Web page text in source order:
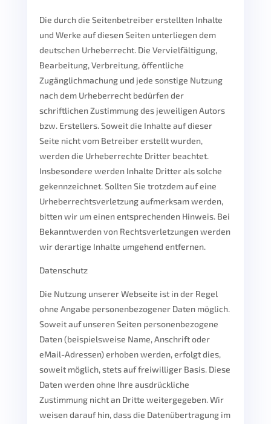
Die durch die Seitenbetreiber erstellten Inhalte
und Werke auf diesen Seiten unterliegen dem
deutschen Urheberrecht. Die Vervielfältigung,
Bearbeitung, Verbreitung, öffentliche
Zugänglichmachung und jede sonstige Nutzung
nach dem Urheberrecht bedürfen der
schriftlichen Zustimmung des jeweiligen Autors
bzw. Erstellers. Soweit die Inhalte auf dieser
Seite nicht vom Betreiber erstellt wurden,
werden die Urheberrechte Dritter beachtet.
Insbesondere werden Inhalte Dritter als solche
gekennzeichnet. Sollten Sie trotzdem auf eine
Urheberrechtsverletzung aufmerksam werden,
bitten wir um einen entsprechenden Hinweis. Bei
Bekanntwerden von Rechtsverletzungen werden
wir derartige Inhalte umgehend entfernen.
Datenschutz
Die Nutzung unserer Webseite ist in der Regel
ohne Angabe personenbezogener Daten möglich.
Soweit auf unseren Seiten personenbezogene
Daten (beispielsweise Name, Anschrift oder
eMail-Adressen) erhoben werden, erfolgt dies,
soweit möglich, stets auf freiwilliger Basis. Diese
Daten werden ohne Ihre ausdrückliche
Zustimmung nicht an Dritte weitergegeben. Wir
weisen darauf hin, dass die Datenübertragung im